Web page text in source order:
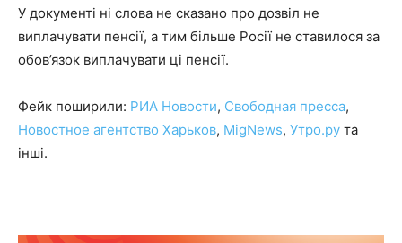
У документі ні слова не сказано про дозвіл не
виплачувати пенсії, а тим більше Росії не ставилося за
обов’язок виплачувати ці пенсії.
Фейк поширили: РИА Новости, Свободная пресса,
Новостное агентство Харьков, MigNews, Утро.ру та
інші.